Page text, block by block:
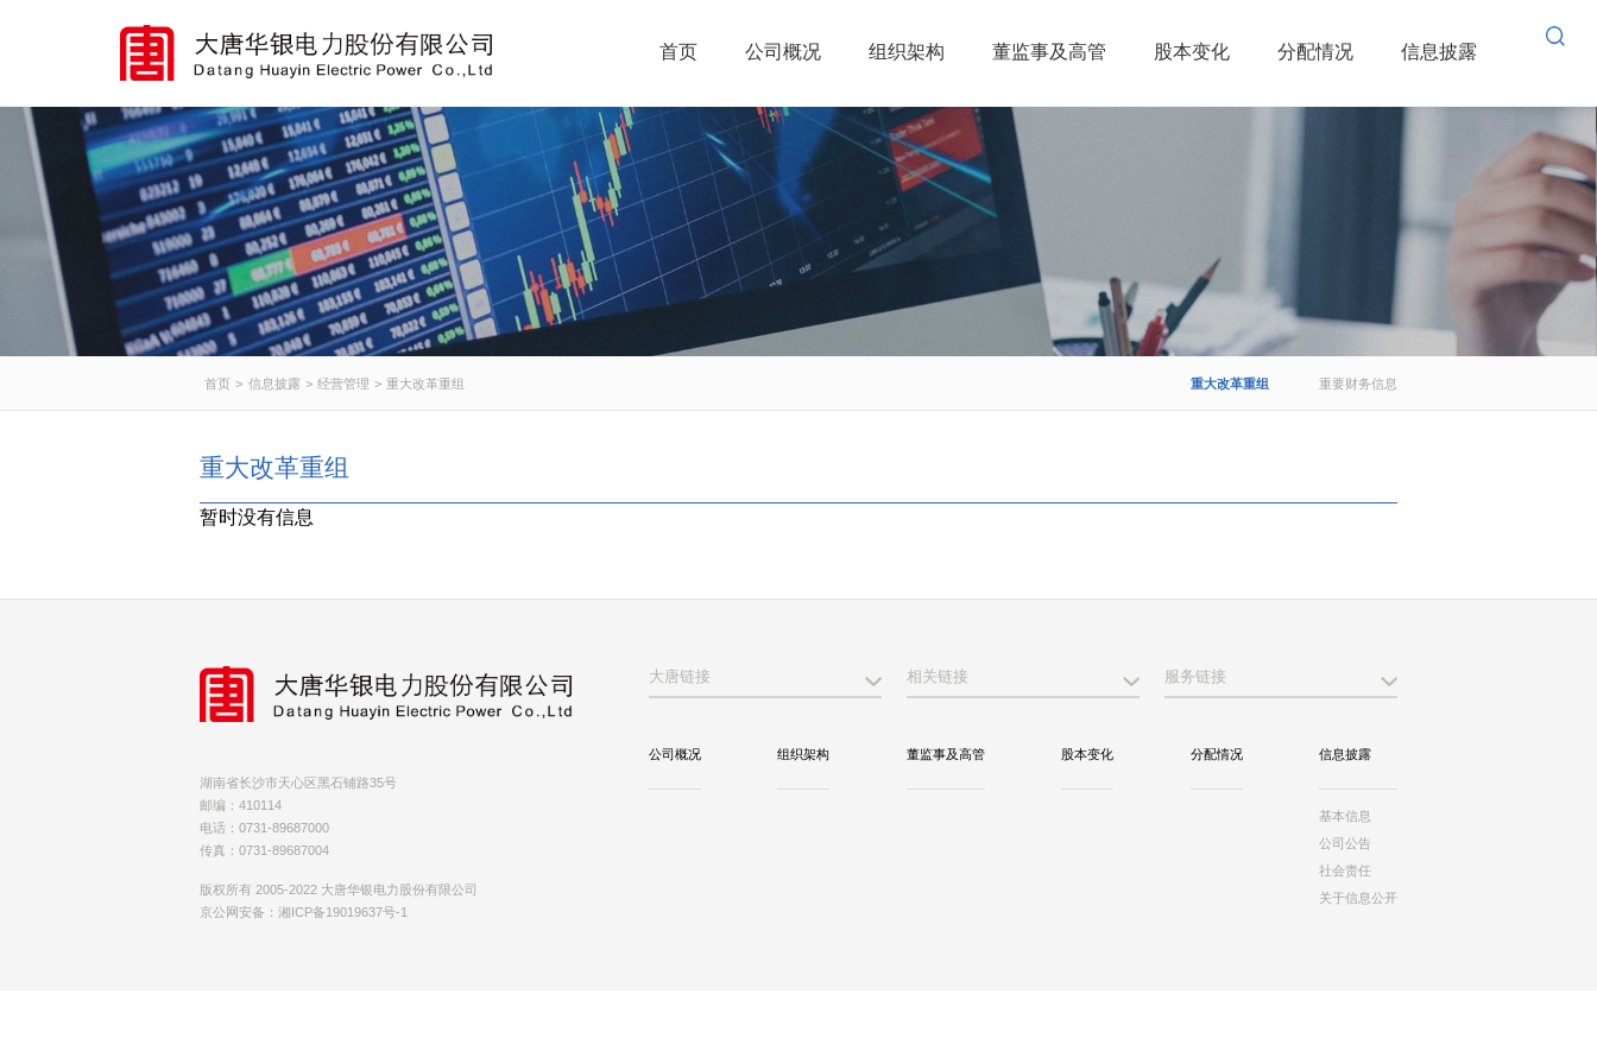
首页 公司概况 组织架构 董监事及高管 股本变化 分配情况 信息披露
首页 > 信息披露 > 经营管理 > 重大改革重组 重大改革重组 重要财务信息
重大改革重组
暂时没有信息
湖南省长沙市天心区黑石铺路35号
邮编：410114
电话：0731-89687000
传真：0731-89687004
版权所有 2005-2022 大唐华银电力股份有限公司
京公网安备：湘ICP备19019637号-1
大唐链接 相关链接 服务链接
公司概况 组织架构 董监事及高管 股本变化 分配情况 信息披露
基本信息
公司公告
社会责任
关于信息公开